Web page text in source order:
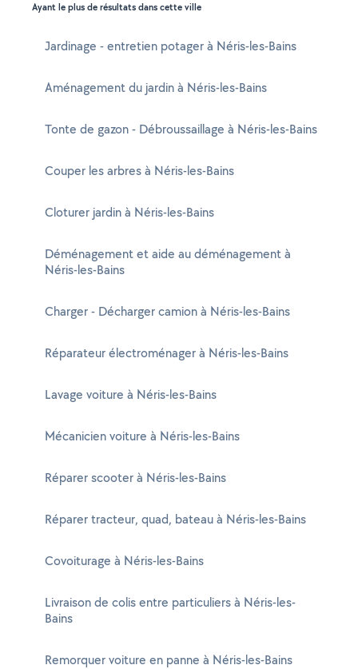
Ayant le plus de résultats dans cette ville
Jardinage - entretien potager à Néris-les-Bains
Aménagement du jardin à Néris-les-Bains
Tonte de gazon - Débroussaillage à Néris-les-Bains
Couper les arbres à Néris-les-Bains
Cloturer jardin à Néris-les-Bains
Déménagement et aide au déménagement à
Néris-les-Bains
Charger - Décharger camion à Néris-les-Bains
Réparateur électroménager à Néris-les-Bains
Lavage voiture à Néris-les-Bains
Mécanicien voiture à Néris-les-Bains
Réparer scooter à Néris-les-Bains
Réparer tracteur, quad, bateau à Néris-les-Bains
Covoiturage à Néris-les-Bains
Livraison de colis entre particuliers à Néris-les-
Bains
Remorquer voiture en panne à Néris-les-Bains